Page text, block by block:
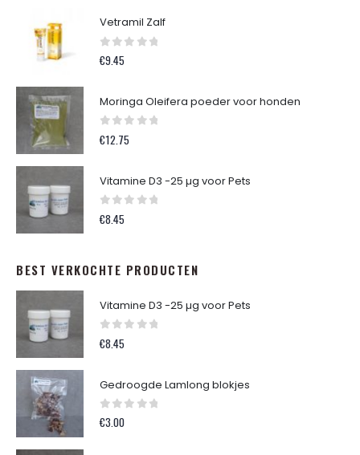
Vetramil Zalf
0out of 5
€9.45
Moringa Oleifera poeder voor honden
0out of 5
€12.75
Vitamine D3 -25 µg voor Pets
0out of 5
€8.45
BEST VERKOCHTE PRODUCTEN
Vitamine D3 -25 µg voor Pets
0out of 5
€8.45
Gedroogde Lamlong blokjes
0out of 5
€3.00